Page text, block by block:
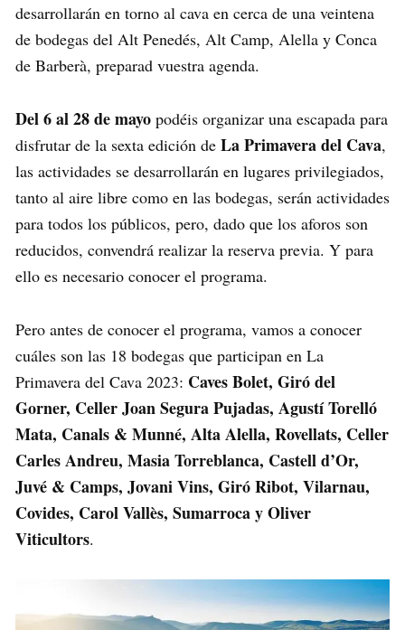
desarrollarán en torno al cava en cerca de una veintena
de bodegas del Alt Penedés, Alt Camp, Alella y Conca
de Barberà, preparad vuestra agenda.
Del 6 al 28 de mayo podéis organizar una escapada para
disfrutar de la sexta edición de La Primavera del Cava,
las actividades se desarrollarán en lugares privilegiados,
tanto al aire libre como en las bodegas, serán actividades
para todos los públicos, pero, dado que los aforos son
reducidos, convendrá realizar la reserva previa. Y para
ello es necesario conocer el programa.
Pero antes de conocer el programa, vamos a conocer
cuáles son las 18 bodegas que participan en La
Primavera del Cava 2023: Caves Bolet, Giró del
Gorner, Celler Joan Segura Pujadas, Agustí Torelló
Mata, Canals & Munné, Alta Alella, Rovellats, Celler
Carles Andreu, Masia Torreblanca, Castell d’Or,
Juvé & Camps, Jovani Vins, Giró Ribot, Vilarnau,
Covides, Carol Vallès, Sumarroca y Oliver
Viticultors.